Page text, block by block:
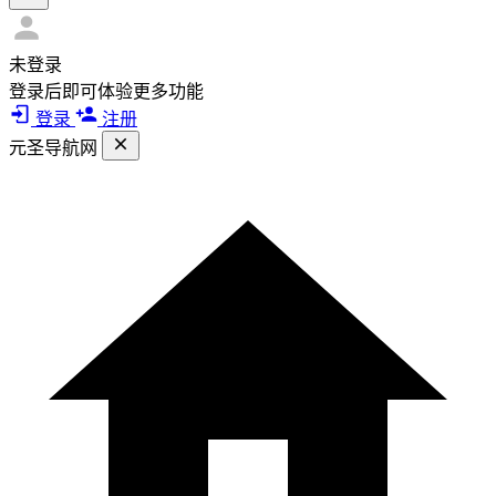
未登录
登录后即可体验更多功能
登录
注册
元圣导航网